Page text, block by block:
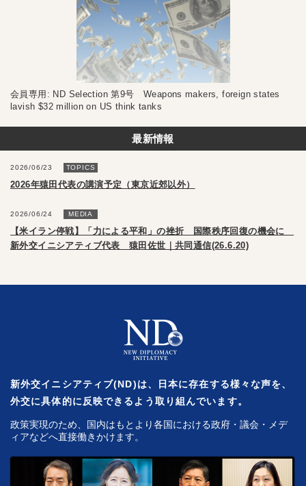
会員専用: ND Selection 第9号 Weapons makers, foreign states
lavish $32 million on US think tanks
最新情報
2026/06/23 TOPICS
2026年猿田代表の講演予定（東京近郊以外）
2026/06/24 MEDIA
【米イラン停戦】「力による平和」の挫折 国際秩序回復の機会に
新外交イニシアティブ代表 猿田佐世｜共同通信(26.6.20)
新外交イニシアティブ(ND)は、日本に存在する様々な声を、
外交に具体的に反映できるよう取り組んでいます。
政策実現のため、国内はもとより各国における政府・議会・メデ
ィアなどへ直接働きかけます。